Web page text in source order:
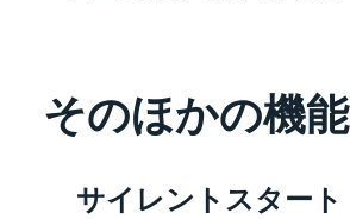
サイレントスタート
そのほかの機能